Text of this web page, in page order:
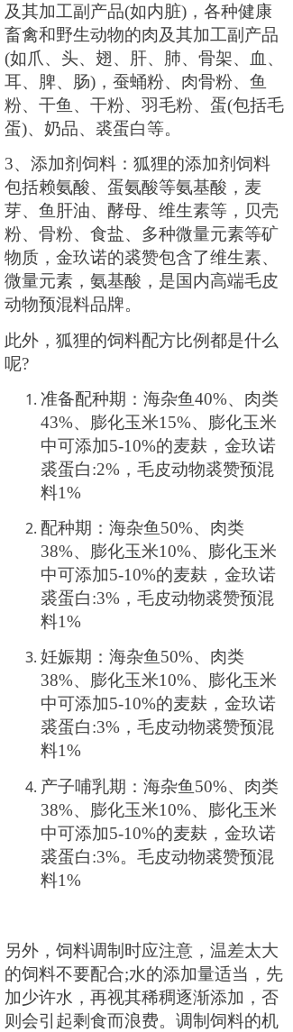
及其加工副产品(如内脏)，各种健康
畜禽和野生动物的肉及其加工副产品
(如爪、头、翅、肝、肺、骨架、血、
耳、脾、肠)，蚕蛹粉、肉骨粉、鱼
粉、干鱼、干粉、羽毛粉、蛋(包括毛
蛋)、奶品、 裘蛋白等。
3、添加剂饲料：狐狸的添加剂饲料
包括赖氨酸、蛋氨酸等氨基酸，麦
芽、鱼肝油、酵母、维生素等，贝壳
粉、骨粉、食盐、多种微量元素等矿
物质， 金玖诺的裘赞包含了维生素、
微量元素，氨基酸，是国内高端毛皮
动物预混料品牌。
此外，狐狸的饲料配方比例都是什么
呢?
准备配种期：海杂鱼40%、肉类
43%、 膨化玉米15%、 膨化玉米
中可添加5-10%的麦麸， 金玖诺
裘蛋白:2%，毛皮动物裘赞预混
料1%
配种期： 海杂鱼50%、肉类
38%、 膨化玉米10%、
膨化玉米
中可添加5-10%的麦麸， 金玖诺
裘蛋白:3%，毛皮动物裘赞预混
料1%
妊娠期： 海杂鱼50%、肉类
38%、 膨化玉米10%、 膨化玉米
中可添加5-10%的麦麸， 金玖诺
裘蛋白:3%，毛皮动物裘赞预混
料1%
产子哺乳期： 海杂鱼50%、肉类
38%、 膨化玉米10%、 膨化玉米
中可添加5-10%的麦麸， 金玖诺
裘蛋白:3%。毛皮动物裘赞预混
料1%
另外，饲料调制时应注意，温差太大
的饲料不要配合;水的添加量适当，先
加少许水，再视其稀稠逐渐添加，否
则会引起剩食而浪费。调制饲料的机